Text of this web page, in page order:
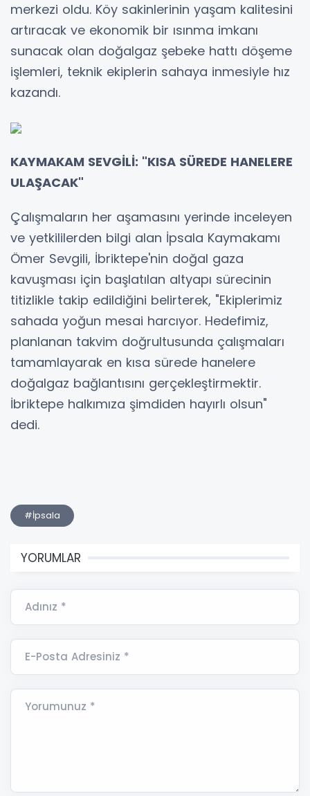
merkezi oldu. Köy sakinlerinin yaşam kalitesini
artıracak ve ekonomik bir ısınma imkanı
sunacak olan doğalgaz şebeke hattı döşeme
işlemleri, teknik ekiplerin sahaya inmesiyle hız
kazandı.
KAYMAKAM SEVGİLİ: "KISA SÜREDE HANELERE
ULAŞACAK"
Çalışmaların her aşamasını yerinde inceleyen
ve yetkililerden bilgi alan İpsala Kaymakamı
Ömer Sevgili, İbriktepe'nin doğal gaza
kavuşması için başlatılan altyapı sürecinin
titizlikle takip edildiğini belirterek, "Ekiplerimiz
sahada yoğun mesai harcıyor. Hedefimiz,
planlanan takvim doğrultusunda çalışmaları
tamamlayarak en kısa sürede hanelere
doğalgaz bağlantısını gerçekleştirmektir.
İbriktepe halkımıza şimdiden hayırlı olsun"
dedi.
#İpsala
YORUMLAR
Adınız *
E-Posta Adresiniz *
Yorumunuz *